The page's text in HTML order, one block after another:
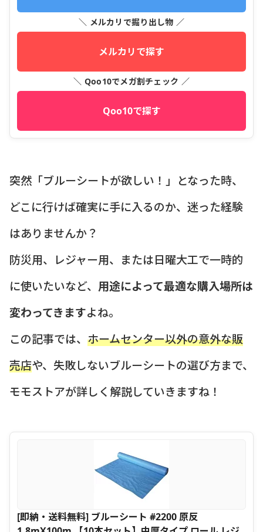
＼ メルカリで掘り出し物 ／
メルカリで探す
＼ Qoo10でメガ割チェック ／
Qoo10で探す
突然「ブルーシートが欲しい！」となった時、
どこに行けば確実に手に入るのか、迷った経験
はありませんか？
防災用、レジャー用、または日曜大工で一時的
に使いたいなど、 用途によって最適な購入場所は
変わってきますよね。
この記事では、 ホームセンター以外の意外な販
売店や、失敗しないブルーシートの選び方まで、
モモストアが詳しく解説していきますね！
[即納・送料無料] ブルーシート #2200 原反